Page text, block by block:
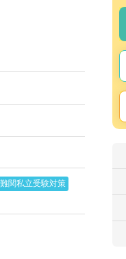
難関私立受験対策